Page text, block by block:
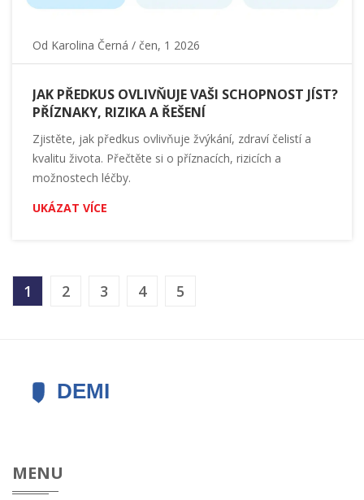
Od Karolina Černá / čen, 1 2026
JAK PŘEDKUS OVLIVŇUJE VAŠI SCHOPNOST JÍST?
PŘÍZNAKY, RIZIKA A ŘEŠENÍ
Zjistěte, jak předkus ovlivňuje žvýkání, zdraví čelistí a
kvalitu života. Přečtěte si o příznacích, rizicích a
možnostech léčby.
UKÁZAT VÍCE
1 2 3 4 5
MENU